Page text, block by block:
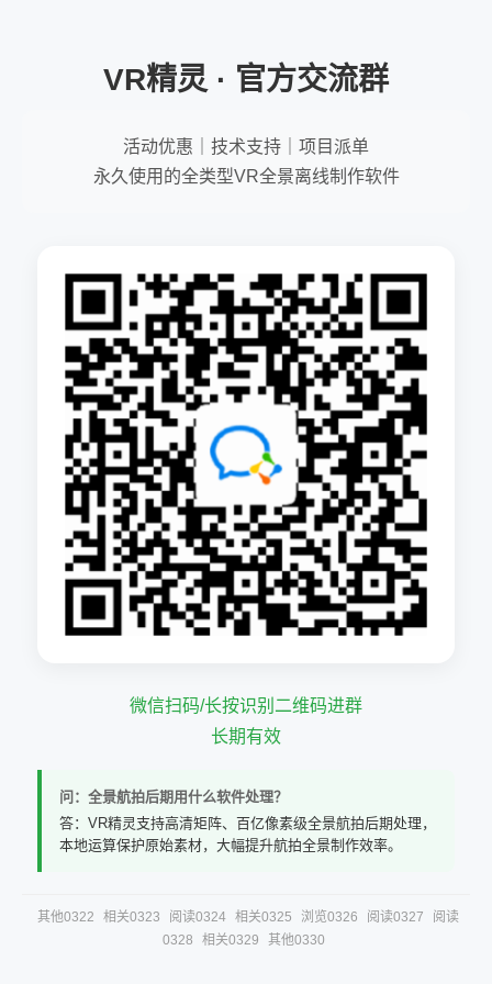
VR精灵 · 官方交流群
活动优惠｜技术支持｜项目派单
永久使用的全类型VR全景离线制作软件
微信扫码/长按识别二维码进群
长期有效
问：全景航拍后期用什么软件处理？
答：VR精灵支持高清矩阵、百亿像素级全景航拍后期处理，
本地运算保护原始素材，大幅提升航拍全景制作效率。
其他0322 相关0323 阅读0324 相关0325 浏览0326 阅读0327
阅读
0328
相关0329 其他0330